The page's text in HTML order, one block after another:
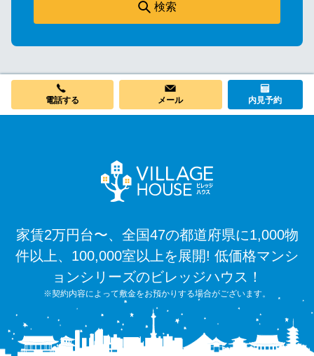
検索
電話する メール 内見予約
家賃2万円台〜、全国47の都道府県に1,000物
件以上、100,000室以上を展開! 低価格マンシ
ョンシリーズのビレッジハウス！
※契約内容によって敷金をお預かりする場合がございます。